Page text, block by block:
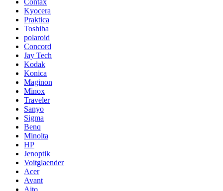
Contax
Kyocera
Praktica
Toshiba
polaroid
Concord
Jay Tech
Kodak
Konica
Maginon
Minox
Traveler
Sanyo
Sigma
Benq
Minolta
HP
Jenoptik
Voitglaender
Acer
Avant
Aito